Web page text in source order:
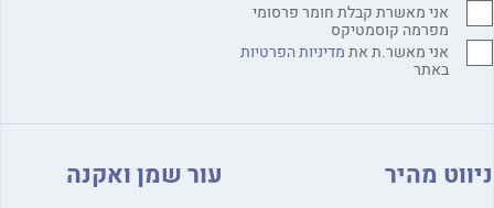
אני מאשרת קבלת חומר פרסומי
מפרמה קוסמטיקס
אני מאשר.ת אתמדיניות הפרטיות
באתר
מהיר עור שמן ואקנה